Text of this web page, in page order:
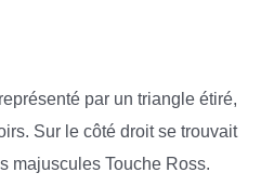
par un triangle étiré,
Sur le côté droit se trouvait
majuscules Touche Ross.